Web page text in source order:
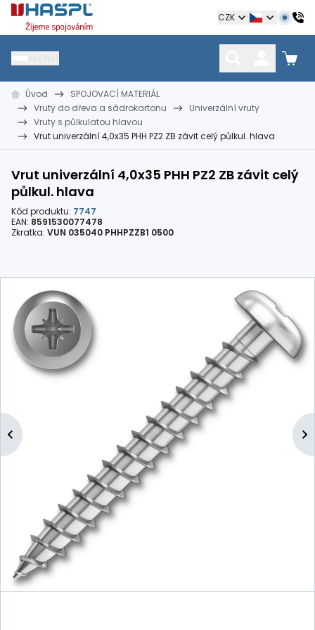
Hašpl CZK
HŘEBÍKY
kramle
SPOJOVACÍ MATERIÁL
vruty, šrouby, matice hmoždinky, napínáky
Úvod
SPOJOVACÍ MATERIÁL
Vruty do dřeva a sádrokartonu
Univerzální vruty
Vruty s půlkulatou hlavou
Vrut univerzální 4,0x35 PHH PZ2 ZB závit celý půlkul. hlava
Vrut univerzální 4,0x35 PHH PZ2 ZB závit celý
půlkul. hlava
Kód produktu: 7747
EAN: 8591530077478
Zkratka: VUN 035040 PHHPZZB1 0500